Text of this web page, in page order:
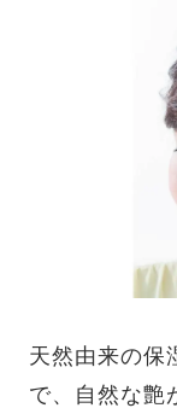
天然由来の保
で、自然な艶